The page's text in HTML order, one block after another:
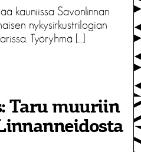
kauniissa Savonlinnan
nykysirkustrilogian
Työryhmä […]
Taru muuriin